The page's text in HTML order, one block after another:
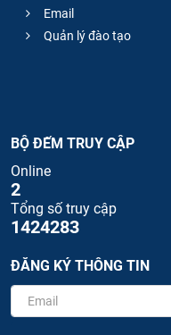
Email
Quản lý đào tạo
BỘ ĐẾM TRUY CẬP
Online
2
Tổng số truy cập
1424283
ĐĂNG KÝ THÔNG TIN